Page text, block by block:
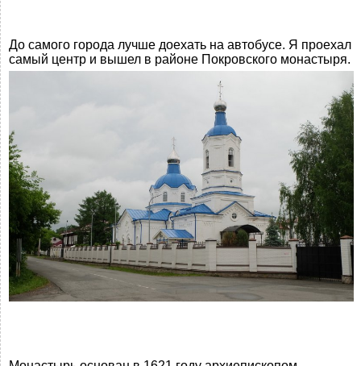
До самого города лучше доехать на автобусе. Я проехал
самый центр и вышел в районе Покровского монастыря.